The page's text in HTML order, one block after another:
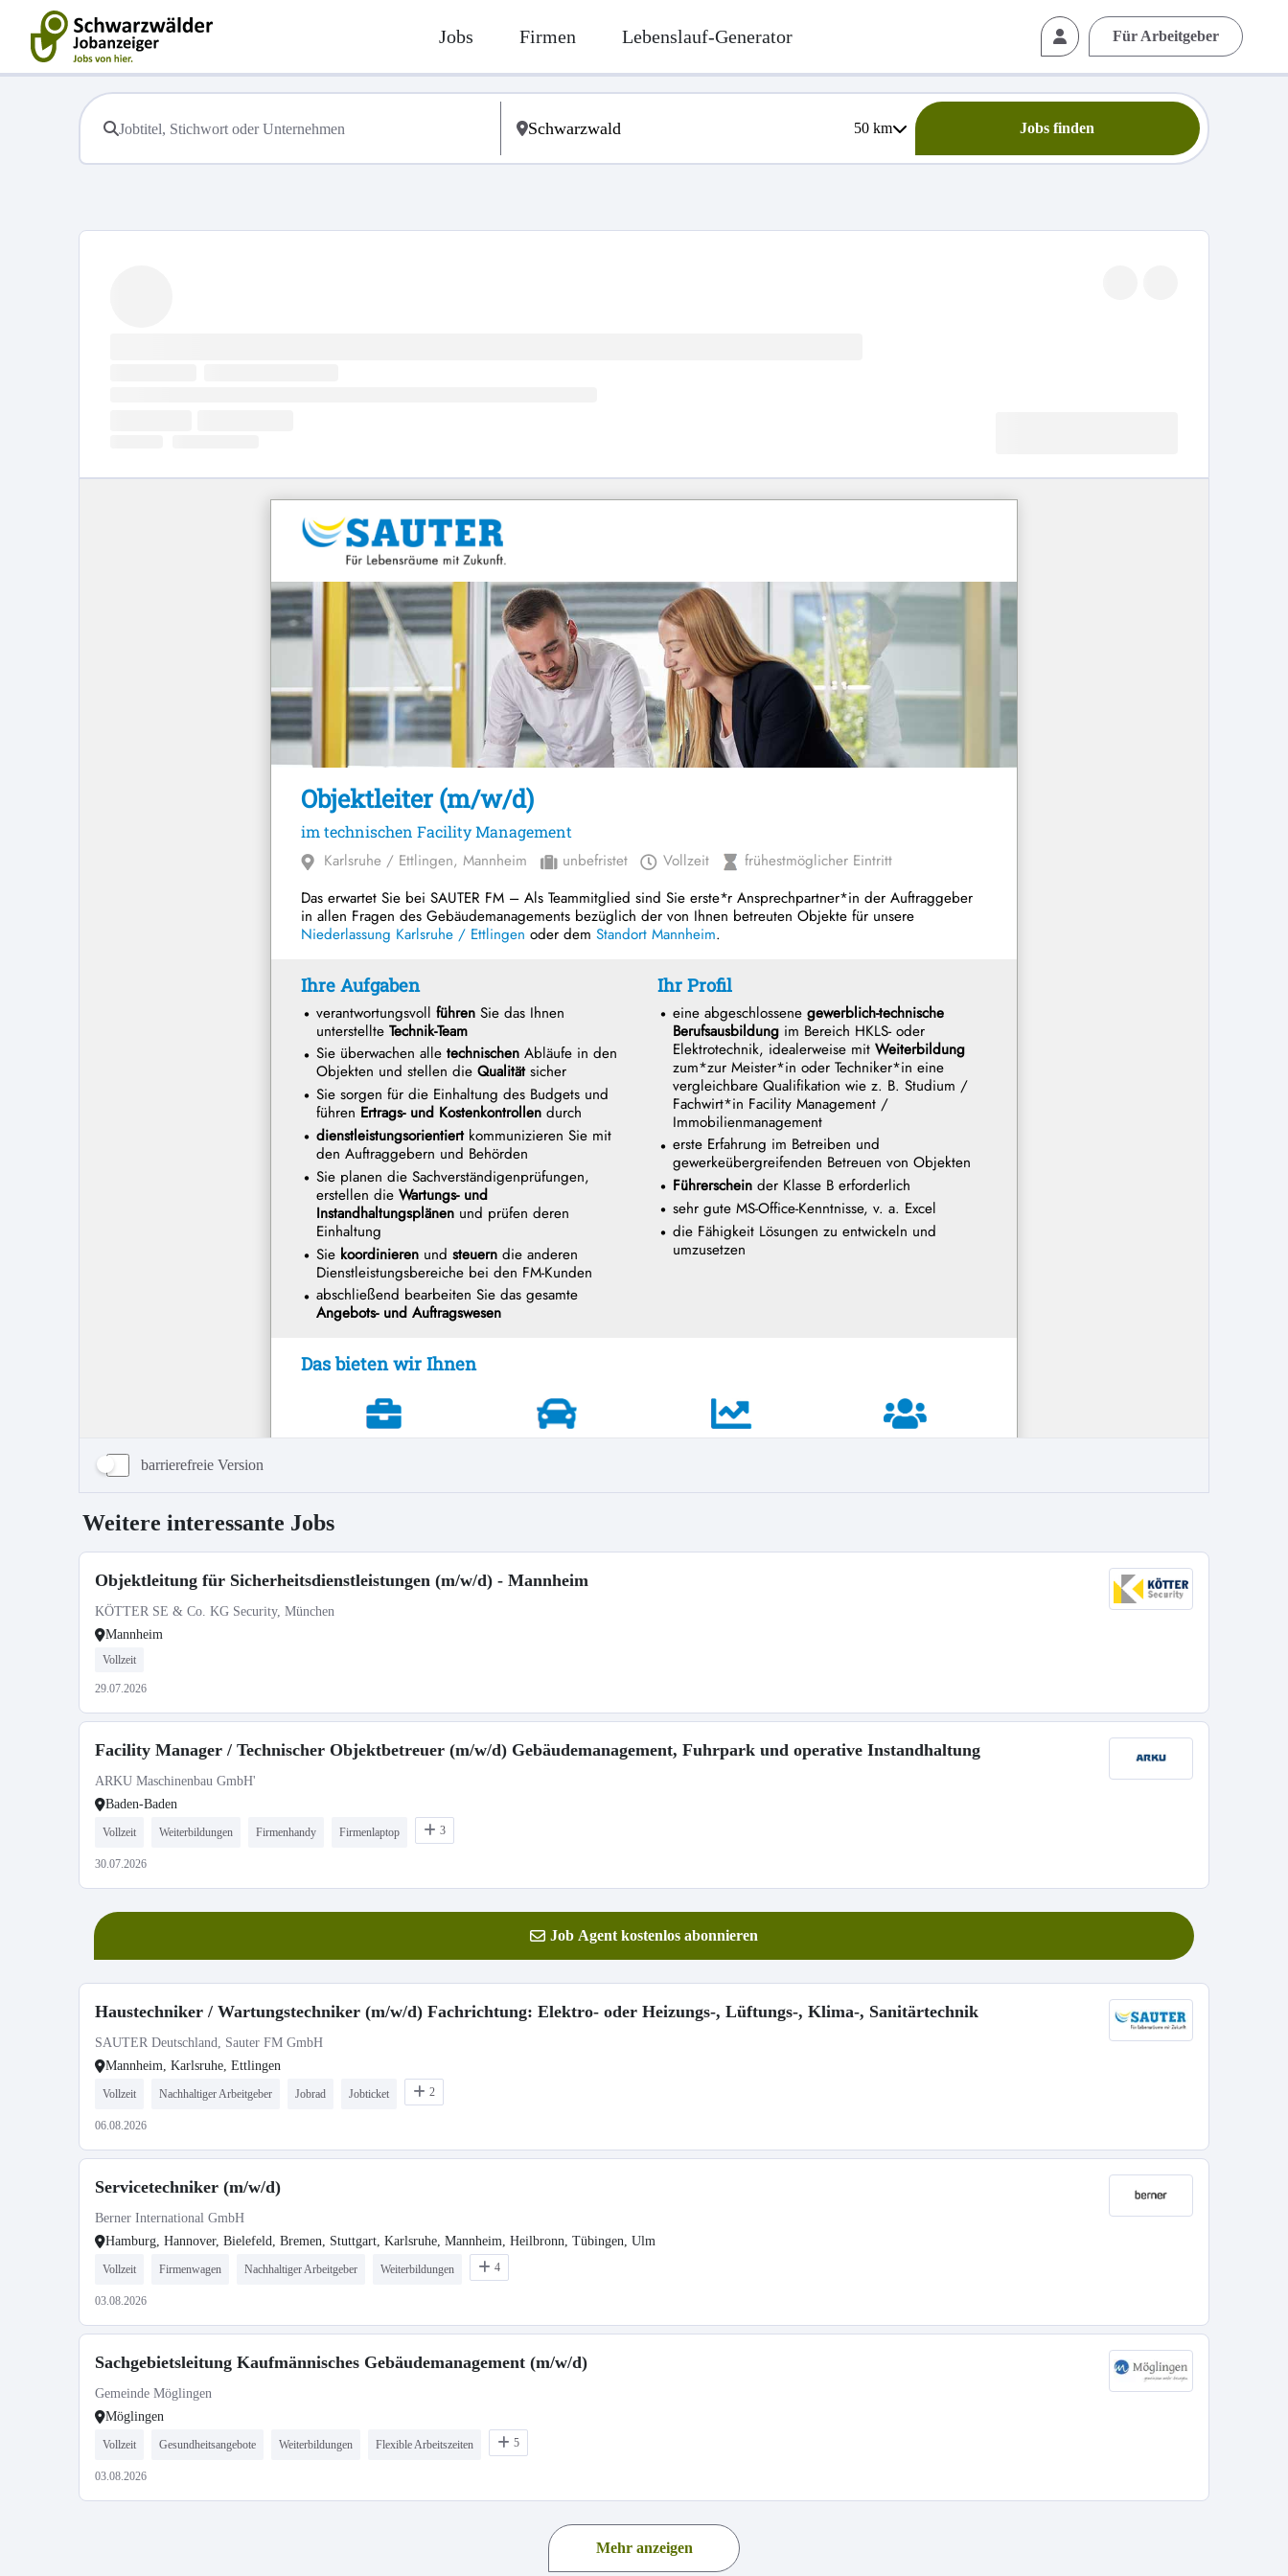
Jobs Firmen Lebenslauf-Generator Für Arbeitgeber
50km Jobs finden
barrierefreie Version
Weitere interessante Jobs
Objektleitung für Sicherheitsdienstleistungen (m/w/d) - Mannheim
KÖTTER SE & Co. KG Security, München
Mannheim
Vollzeit
29.07.2026
Facility Manager / Technischer Objektbetreuer (m/w/d) Gebäudemanagement, Fuhrpark und operative Instandhaltung
ARKU Maschinenbau GmbH'
Baden-Baden
Vollzeit Weiterbildungen Firmenhandy Firmenlaptop 3
30.07.2026
Job Agent kostenlos abonnieren
Haustechniker / Wartungstechniker (m/w/d) Fachrichtung: Elektro- oder Heizungs-, Lüftungs-, Klima-, Sanitärtechnik
SAUTER Deutschland, Sauter FM GmbH
Mannheim, Karlsruhe, Ettlingen
Vollzeit Nachhaltiger Arbeitgeber Jobrad Jobticket 2
06.08.2026
Servicetechniker (m/w/d)
Berner International GmbH
Hamburg, Hannover, Bielefeld, Bremen, Stuttgart, Karlsruhe, Mannheim, Heilbronn, Tübingen, Ulm
Vollzeit Firmenwagen Nachhaltiger Arbeitgeber Weiterbildungen 4
03.08.2026
Sachgebietsleitung Kaufmännisches Gebäudemanagement (m/w/d)
Gemeinde Möglingen
Möglingen
Vollzeit Gesundheitsangebote Weiterbildungen Flexible Arbeitszeiten 5
03.08.2026
Mehr anzeigen